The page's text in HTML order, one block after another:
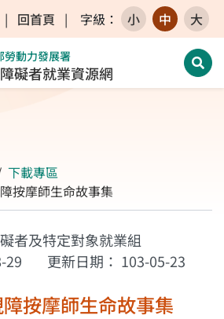
| 回首頁 | 字級 ： 小 中 大
勞動力發展署
礙者就業資源網 開
下載專區
按摩師生命故事集
者及特定對象就業組
29 更新日期： 103-05-23
按摩師生命故事集